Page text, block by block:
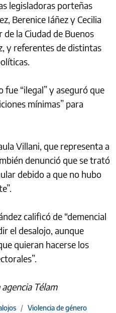
legisladoras porteñas
Berenice Iáñez y Cecilia
la Ciudad de Buenos
y referentes de distintas
“ilegal” y aseguró que
mínimas” para
Villani, que representa a
denunció que se trató
debido a que no hubo
calificó de “demencial
el desalojo, aunque
quieran hacerse los
Télam
/ Violencia de género